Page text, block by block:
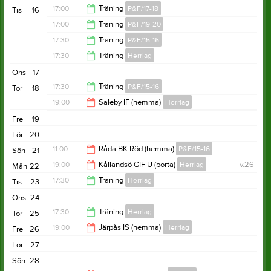
13:00
16
Tis 17:00 Träning P&F/17-18
18:20
17:00 Träning P&F/19-20
18:00
17:30 Träning P&F/15-16
17:30 Träning Herrlag
19:00
17
Ons
18
Tor 17:30 Träning P&F/15-16
19:00 Saleby IF (hemma) Herrlag
19
Fre
20
Lör
21
Sön 11:00 Råda BK Röd (hemma) P&F/15-16
13:00
22
Mån v.26
19:00 Kållandsö GIF U (borta) Herrlag
23
Tis 17:30 Träning Herrlag
19:00
24
Ons
25
Tor 17:30 Träning Herrlag
26
Fre 19:00 Järpås IS (hemma) Herrlag
27
Lör
28
Sön